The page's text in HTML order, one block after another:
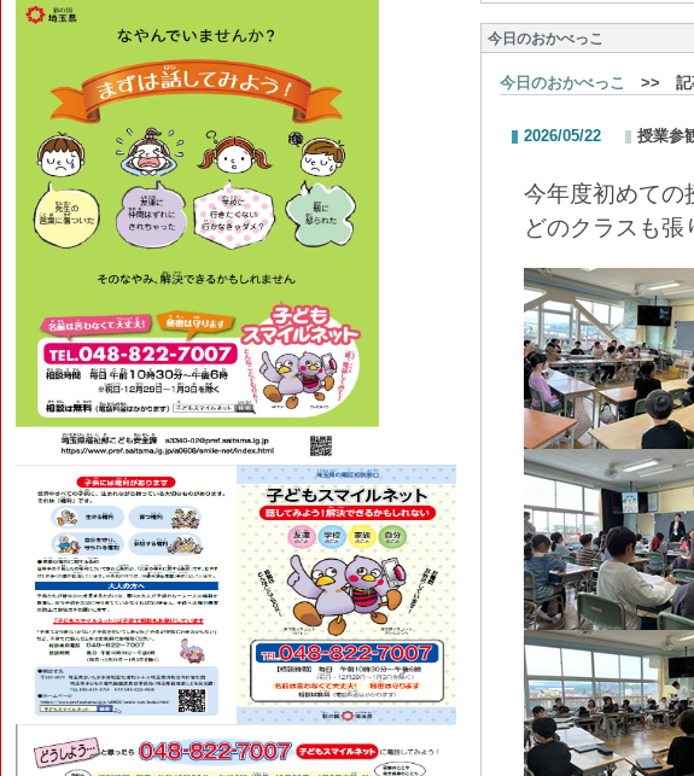
今日のおかべっこ
今日のおかべっこ >> 記
2026/05/22 授業参
今年度初めての
どのクラスも張